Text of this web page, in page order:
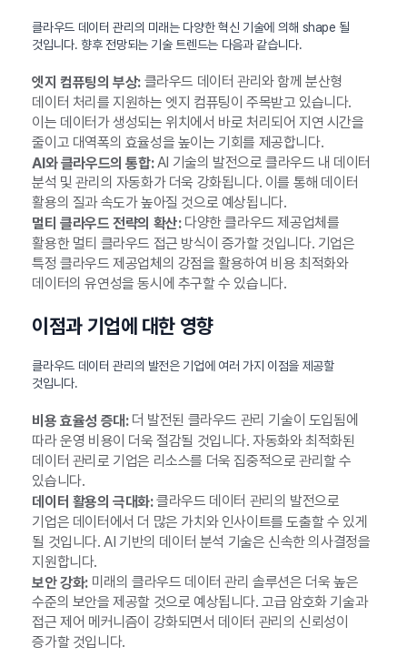
클라우드 데이터 관리의 미래는 다양한 혁신 기술에 의해 shape 될
것입니다. 향후 전망되는 기술 트렌드는 다음과 같습니다.
엣지 컴퓨팅의 부상:클라우드 데이터 관리와 함께 분산형
데이터 처리를 지원하는 엣지 컴퓨팅이 주목받고 있습니다.
이는 데이터가 생성되는 위치에서 바로 처리되어 지연 시간을
줄이고 대역폭의 효율성을 높이는 기회를 제공합니다.
AI와 클라우드의 통합:AI 기술의 발전으로 클라우드 내 데이터
분석 및 관리의 자동화가 더욱 강화됩니다. 이를 통해 데이터
활용의 질과 속도가 높아질 것으로 예상됩니다.
멀티 클라우드 전략의 확산:다양한 클라우드 제공업체를
활용한 멀티 클라우드 접근 방식이 증가할 것입니다. 기업은
특정 클라우드 제공업체의 강점을 활용하여 비용 최적화와
데이터의 유연성을 동시에 추구할 수 있습니다.
이점과 기업에 대한 영향
클라우드 데이터 관리의 발전은 기업에 여러 가지 이점을 제공할
것입니다.
비용 효율성 증대:더 발전된 클라우드 관리 기술이 도입됨에
따라 운영 비용이 더욱 절감될 것입니다. 자동화와 최적화된
데이터 관리로 기업은 리소스를 더욱 집중적으로 관리할 수
있습니다.
데이터 활용의 극대화:클라우드 데이터 관리의 발전으로
기업은 데이터에서 더 많은 가치와 인사이트를 도출할 수 있게
될 것입니다. AI 기반의 데이터 분석 기술은 신속한 의사결정을
지원합니다.
보안 강화:미래의 클라우드 데이터 관리 솔루션은 더욱 높은
수준의 보안을 제공할 것으로 예상됩니다. 고급 암호화 기술과
접근 제어 메커니즘이 강화되면서 데이터 관리의 신뢰성이
증가할 것입니다.